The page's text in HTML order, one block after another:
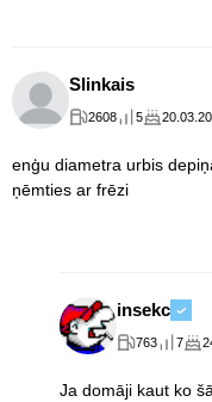
Slinkais
2608 5
enģu diametra urbis
ņēmties ar frēzi
insekc
763 7
Ja domāji kaut ko